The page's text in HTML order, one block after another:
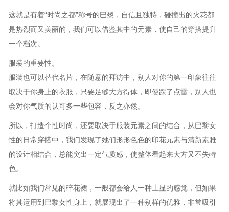
这就是有着“时尚之都”称号的巴黎，自信且独特，碰撞出的火花都
是热烈而又美丽的，我们可以借鉴其中的元素，使自己的穿搭提升
一个档次。
服装的重要性。
服装也可以替代名片，在随意的拜访中，别人对你的第一印象往往
取决于你身上的衣服，只要足够大方得体，即使踩了点雷，别人也
会对你气质的认可多一些包容，反之亦然。
所以，打造个性时尚，还要取决于服装元素之间的结合，从巴黎女
性的日常穿搭中，我们发现了她们形形色色的印花元素与清新素雅
的设计相结合，总能突出一定气质感，使整体看起来大方又不失特
色。
就比如我们常见的碎花裙，一般都会给人一种土显的感觉，但如果
将其运用到巴黎女性身上，就展现出了一种别样的优雅，非常吸引